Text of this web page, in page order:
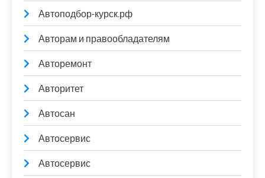
Автоподбор-курск.рф
Авторам и правообладателям
Авторемонт
Авторитет
Автосан
Автосервис
Автосервис